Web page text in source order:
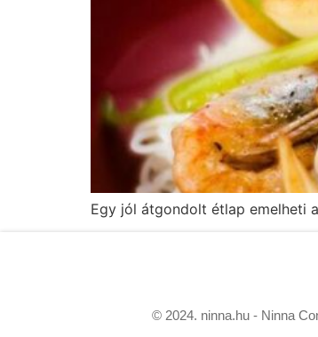
Egy jól átgondolt étlap emelheti
© 2024. ninna.hu - Ninna